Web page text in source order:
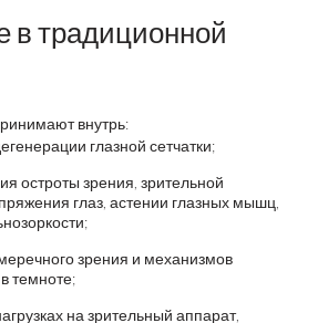
в традиционной
внутрь:
глазной сетчатки;
остроты зрения, зрительной
глаз, астении глазных мышц,
зрения и механизмов
темноте;
на зрительный аппарат,